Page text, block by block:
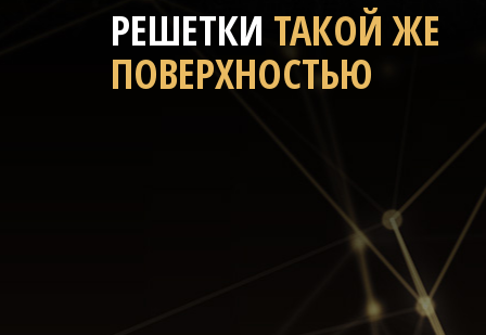
РЕШЕТКИ ТАКОЙ ЖЕ
ПОВЕРХНОСТЬЮ